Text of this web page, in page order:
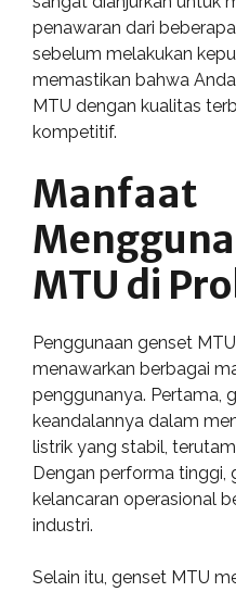
penawaran dari
sebelum melakukan
memastikan bahwa
MTU dengan kualitas
kompetitif.
Manfaat
MTU di
Penggunaan genset
menawarkan berbagai
penggunanya. Pertama,
keandalannya dalam
listrik yang stabil,
Dengan performa tinggi,
kelancaran operasional
industri.
Selain itu, genset MTU